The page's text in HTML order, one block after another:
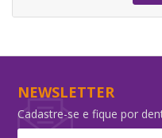
NEWSLETTER
Cadastre-se e fique por